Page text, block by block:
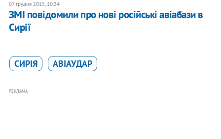
07 грудня 2015, 10:34
ЗМІ повідомили про нові російські авіабази в
Сирії
СИРІЯ АВІАУДАР
РЕКЛАМА